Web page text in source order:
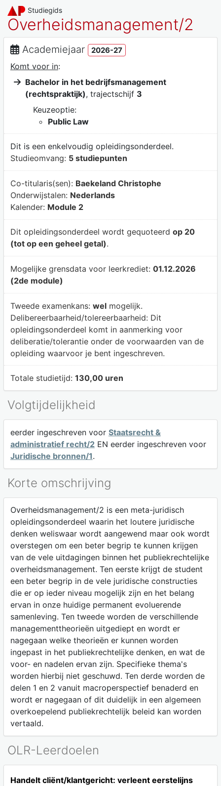
Studiegids
Overheidsmanagement/2
Academiejaar 2026-27
Komt voor in:
Bachelor in het bedrijfsmanagement
(rechtspraktijk), trajectschijf 3
Keuzeoptie:
Public Law
Dit is een enkelvoudig opleidingsonderdeel.
Studieomvang: 5 studiepunten
Co-titularis(sen): Baekeland Christophe
Onderwijstalen: Nederlands
Kalender: Module 2
Dit opleidingsonderdeel wordt gequoteerd op 20
(tot op een geheel getal).
Mogelijke grensdata voor leerkrediet: 01.12.2026
(2de module)
Tweede examenkans: welmogelijk.
Delibereerbaarheid/tolereerbaarheid: Dit
opleidingsonderdeel komt in aanmerking voor
deliberatie/tolerantie onder de voorwaarden van de
opleiding waarvoor je bent ingeschreven.
Totale studietijd: 130,00 uren
Volgtijdelijkheid
eerder ingeschreven voor Staatsrecht &
administratief recht/2EN eerder ingeschreven voor
Juridische bronnen/1.
Korte omschrijving
Overheidsmanagement/2 is een meta-juridisch
opleidingsonderdeel waarin het loutere juridische
denken weliswaar wordt aangewend maar ook wordt
overstegen om een beter begrip te kunnen krijgen
van de vele uitdagingen binnen het publiekrechtelijke
overheidsmanagement. Ten eerste krijgt de student
een beter begrip in de vele juridische constructies
die er op ieder niveau mogelijk zijn en het belang
ervan in onze huidige permanent evoluerende
samenleving. Ten tweede worden de verschillende
managementtheorieën uitgediept en wordt er
nagegaan welke theorieën er kunnen worden
ingepast in het publiekrechtelijke denken, en wat de
voor- en nadelen ervan zijn. Specifieke thema's
worden hierbij niet geschuwd. Ten derde worden de
delen 1 en 2 vanuit macroperspectief benaderd en
wordt er nagegaan of dit duidelijk in een algemeen
overkoepelend publiekrechtelijk beleid kan worden
vertaald.
OLR-Leerdoelen
Handelt cliënt/klantgericht: verleent eerstelijns